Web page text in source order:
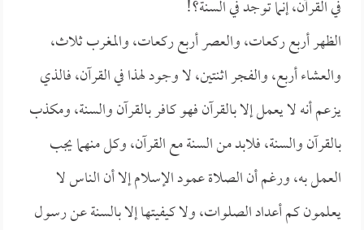
في القرآن، إنما توجد في السنة؟!
الظهر أربع ركعات، والعصر أربع ركعات، والمغرب ثلاث،
والعشاء أربع، والفجر اثنتين، لا وجود لهذا في القرآن، فالذي
يزعم أنه لا يعمل إلا بالقرآن فهو كافر بالقرآن والسنة، ومكذب
بالقرآن والسنة، فلابد من السنة مع القرآن، وكل منهما يجب
العمل به، ورغم أن الصلاة عمود الإسلام إلا أن الناس لا
يعلمون كم أعداد الصلوات، ولا كيفيتها إلا بالسنة عن رسول